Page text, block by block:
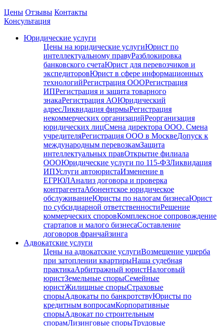
Цены Отзывы Контакты
Консультация
Юридические услуги
Цены на юридические услугиЮрист по
интеллектуальному правуРазблокировка
банковского счетаЮрист для перевозчиков и
экспедиторовЮрист в сфере информационных
технологийРегистрация ОООРегистрация
ИПРегистрация и защита товарного
знакаРегистрация АОЮридический
адресЛиквидация фирмыРегистрация
некоммерческих организацийРеорганизация
юридических лицСмена директора ООО. Смена
учредителяРегистрация ООО в МосквеДопуск к
международным перевозкамЗащита
интеллектуальных правОткрытие филиала
ОООЮридические услуги по 115-ФЗЛиквидация
ИПУслуги автоюристаИзменение в
ЕГРЮЛАнализ договора и проверка
контрагентаАбонентское юридическое
обслуживаниеЮристы по налогам бизнесаЮрист
по субсидиарной ответственностиРешение
коммерческих споровКомплексное сопровождение
стартапов и малого бизнесаСоставление
договоров франчайзинга
Адвокатские услуги
Цены на адвокатские услугиВозмещение ущерба
при затоплении квартирыНаша судебная
практикаАрбитражный юристНалоговый
юристЗемельные спорыСемейные
юристЖилищные спорыСтраховые
спорыАдвокаты по банкротствуЮристы по
кредитным вопросамКорпоративные
спорыАдвокат по строительным
спорамЛизинговые спорыТрудовые